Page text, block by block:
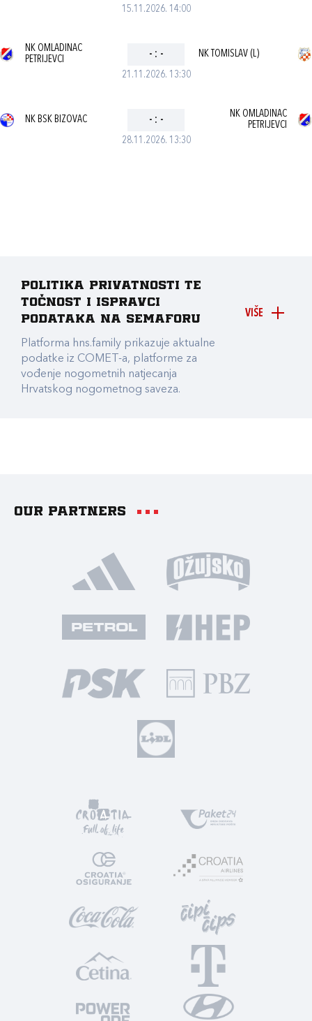
15.11.2026. 14:00
21.11.2026. 13:30
NK OMLADINAC
PETRIJEVCI
- : - NK TOMISLAV (L)
28.11.2026. 13:30
NK BSK BIZOVAC - : -
NK OMLADINAC
PETRIJEVCI
VIŠE
Politika privatnosti te
točnost i ispravci
podataka na Semaforu
Platforma hns.family prikazuje aktualne
podatke iz COMET-a, platforme za
vođenje nogometnih natjecanja
Hrvatskog nogometnog saveza.
Our partners